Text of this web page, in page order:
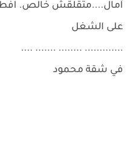
آمال....متقلقش خالص.
على الشغل
............. ........ ....... ....
في شقة محمود